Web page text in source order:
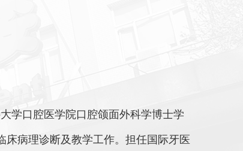
学口腔医学院口腔颌面外科学博士学
病理诊断及教学工作。担任国际牙医